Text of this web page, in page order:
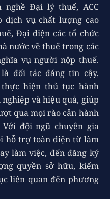
Đại lý thuế, ACC
dịch vụ chất lượng cao
Đại diện các tổ chức
nước về thuế trong các
vụ người nộp thuế.
là đối tác đáng tin cậy,
hiện thủ tục hành
và hiệu quả, giúp
qua mọi rào cản hành
đội ngũ chuyên gia
hỗ trợ toàn diện từ làm
làm việc, đến đăng ký
quyền sở hữu, kiểm
liên quan đến phương